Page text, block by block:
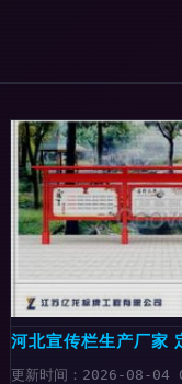
量，构建文明新标杆
河北宣传栏生产厂家
更新时间：2026-08-